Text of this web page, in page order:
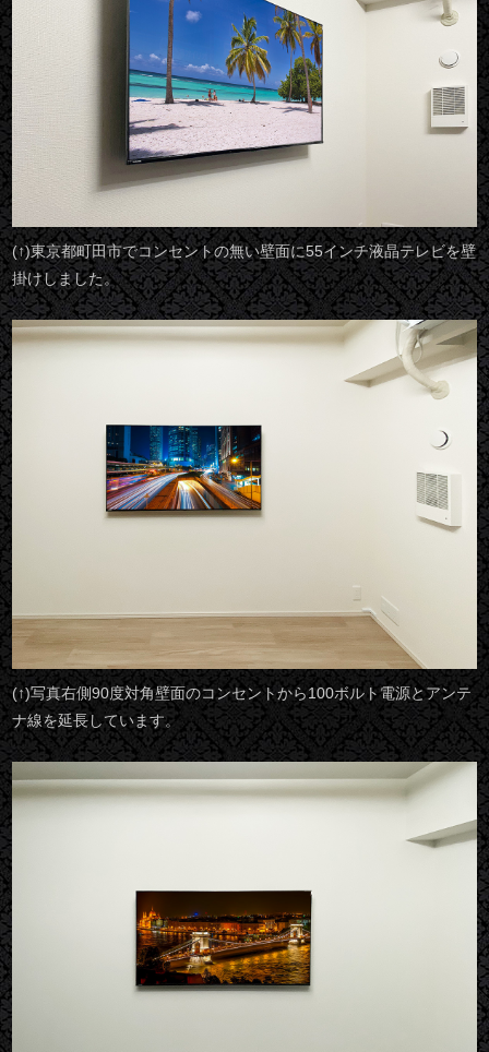
(↑)東京都町田市でコンセントの無い壁面に55インチ液晶テレビを壁
掛けしました。
(↑)写真右側90度対角壁面のコンセントから100ボルト電源とアンテ
ナ線を延長しています。